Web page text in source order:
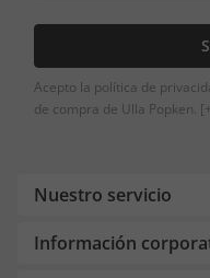
Acepto la política de
de compra de Ulla Popken.
Nuestro servicio
Información